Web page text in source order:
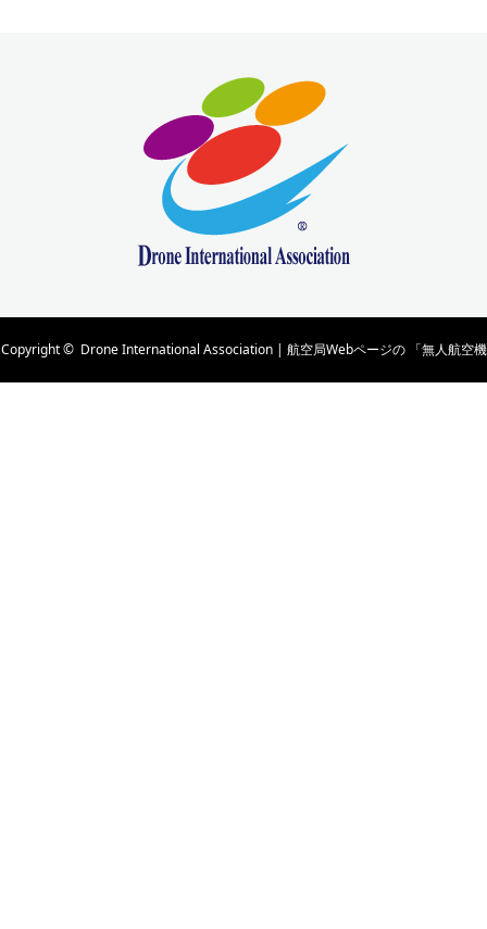
Copyright © Drone International Association | 航空局Webページの 「無人航空機